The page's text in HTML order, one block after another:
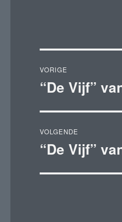
navigatie
VORIGE
Vorig
“De Vijf”
VOLGENDE
Volgend
“De Vijf”